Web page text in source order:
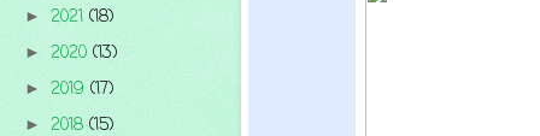
► 2021 (18)
► 2020 (13)
► 2019 (17)
► 2018 (15)